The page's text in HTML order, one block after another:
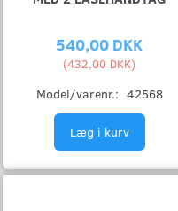
540,00 DKK
(432,00 DKK)
Model/varenr.: 42568
Læg i kurv